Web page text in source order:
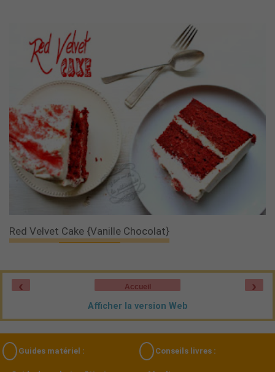
Red Velvet Cake {vanille Chocolat}
‹ ›
Accueil
Afficher la version Web
Guides matériel : Conseils livres :